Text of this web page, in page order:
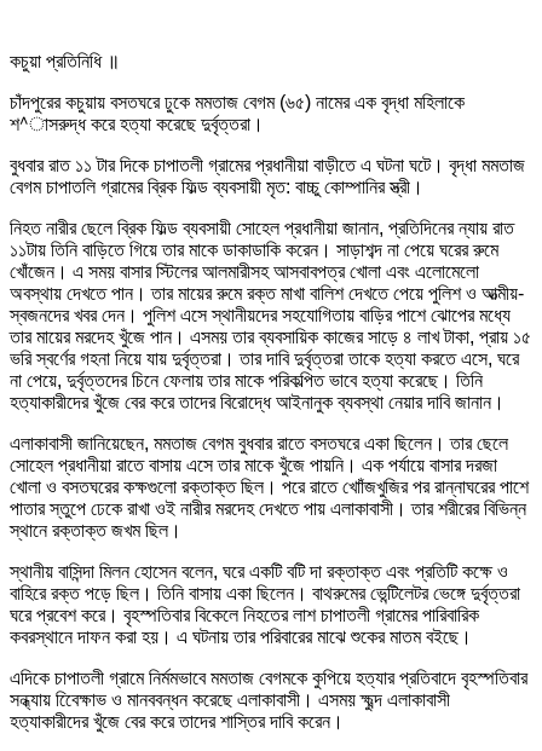
কচুয়া প্রতিনিধি ॥
চাঁদপুরের কচুয়ায় বসতঘরে ঢুকে মমতাজ বেগম (৬৫) নামের এক বৃদ্ধা মহিলাকে
শ^াসরুদ্ধ করে হত্যা করেছে দুর্বৃত্তরা।
বুধবার রাত ১১ টার দিকে চাপাতলী গ্রামের প্রধানীয়া বাড়ীতে এ ঘটনা ঘটে। বৃদ্ধা মমতাজ
বেগম চাপাতলি গ্রামের ব্রিক ফিল্ড ব্যবসায়ী মৃত: বাচ্চু কোম্পানির স্ত্রী।
নিহত নারীর ছেলে ব্রিক ফিল্ড ব্যবসায়ী সোহেল প্রধানীয়া জানান, প্রতিদিনের ন্যায় রাত
১১টায় তিনি বাড়িতে গিয়ে তার মাকে ডাকাডাকি করেন। সাড়াশব্দ না পেয়ে ঘরের রুমে
খোঁজেন। এ সময় বাসার স্টিলের আলমারীসহ আসবাবপত্র খোলা এবং এলোমেলো
অবস্থায় দেখতে পান। তার মায়ের রুমে রক্ত মাখা বালিশ দেখতে পেয়ে পুলিশ ও আত্মীয়-
স্বজনদের খবর দেন। পুলিশ এসে স্থানীয়দের সহযোগিতায় বাড়ির পাশে ঝোপের মধ্যে
তার মায়ের মরদেহ খুঁজে পান। এসময় তার ব্যবসায়িক কাজের সাড়ে ৪ লাখ টাকা, প্রায় ১৫
ভরি স্বর্ণের গহনা নিয়ে যায় দুর্বৃত্তরা। তার দাবি দুর্বৃত্তরা তাকে হত্যা করতে এসে, ঘরে
না পেয়ে, দুর্বৃত্তদের চিনে ফেলায় তার মাকে পরিকল্পিত ভাবে হত্যা করেছে। তিনি
হত্যাকারীদের খুঁজে বের করে তাদের বিরোদ্ধে আইনানুক ব্যবস্থা নেয়ার দাবি জানান।
এলাকাবাসী জানিয়েছেন, মমতাজ বেগম বুধবার রাতে বসতঘরে একা ছিলেন। তার ছেলে
সোহেল প্রধানীয়া রাতে বাসায় এসে তার মাকে খুঁজে পায়নি। এক পর্যায়ে বাসার দরজা
খোলা ও বসতঘরের কক্ষগুলো রক্তাক্ত ছিল। পরে রাতে খোাঁজখুজির পর রান্নাঘরের পাশে
পাতার স্তুপে ঢেকে রাখা ওই নারীর মরদেহ দেখতে পায় এলাকাবাসী। তার শরীরের বিভিন্ন
স্থানে রক্তাক্ত জখম ছিল।
স্থানীয় বাসিন্দা মিলন হোসেন বলেন, ঘরে একটি বটি দা রক্তাক্ত এবং প্রতিটি কক্ষে ও
বাহিরে রক্ত পড়ে ছিল। তিনি বাসায় একা ছিলেন। বাথরুমের ভেন্টিলেটর ভেঙ্গে দুর্বৃত্তরা
ঘরে প্রবেশ করে। বৃহস্পতিবার বিকেলে নিহতের লাশ চাপাতলী গ্রামের পারিবারিক
কবরস্থানে দাফন করা হয়। এ ঘটনায় তার পরিবারের মাঝে শুকের মাতম বইছে।
এদিকে চাপাতলী গ্রামে নির্মমভাবে মমতাজ বেগমকে কুপিয়ে হত্যার প্রতিবাদে বৃহস্পতিবার
সন্ধ্যায় বিেেক্ষাভ ও মানববন্ধন করেছে এলাকাবাসী। এসময় ক্ষুব্দ এলাকাবাসী
হত্যাকারীদের খুঁজে বের করে তাদের শাস্তির দাবি করেন।